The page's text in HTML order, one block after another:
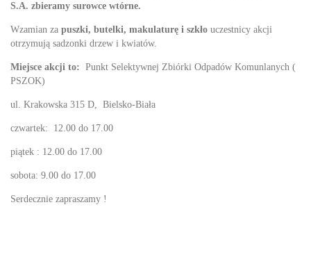
S.A. zbieramy surowce wtórne.
Wzamian za puszki, butelki, makulaturę i szkło uczestnicy akcji
otrzymują sadzonki drzew i kwiatów.
Miejsce akcji to: Punkt Selektywnej Zbiórki Odpadów Komunlanych (
PSZOK)
ul. Krakowska 315 D, Bielsko-Biała
czwartek: 12.00 do 17.00
piątek : 12.00 do 17.00
sobota: 9.00 do 17.00
Serdecznie zapraszamy !